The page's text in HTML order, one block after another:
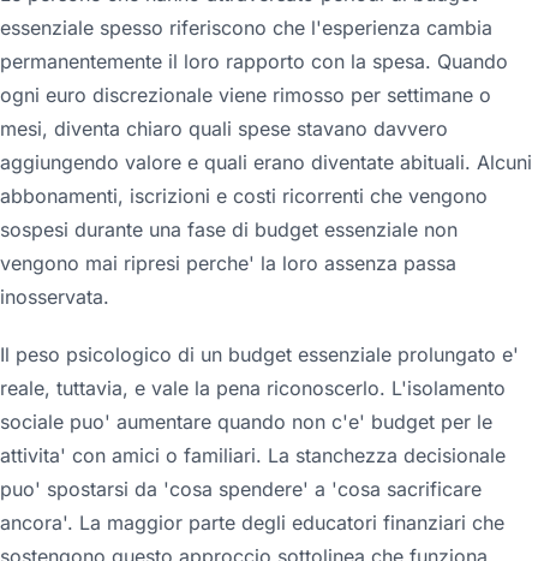
essenziale spesso riferiscono che l'esperienza cambia
permanentemente il loro rapporto con la spesa. Quando
ogni euro discrezionale viene rimosso per settimane o
mesi, diventa chiaro quali spese stavano davvero
aggiungendo valore e quali erano diventate abituali. Alcuni
abbonamenti, iscrizioni e costi ricorrenti che vengono
sospesi durante una fase di budget essenziale non
vengono mai ripresi perche' la loro assenza passa
inosservata.
Il peso psicologico di un budget essenziale prolungato e'
reale, tuttavia, e vale la pena riconoscerlo. L'isolamento
sociale puo' aumentare quando non c'e' budget per le
attivita' con amici o familiari. La stanchezza decisionale
puo' spostarsi da 'cosa spendere' a 'cosa sacrificare
ancora'. La maggior parte degli educatori finanziari che
sostengono questo approccio sottolinea che funziona